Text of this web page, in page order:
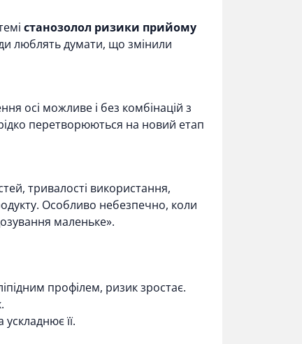
станозолол ризики прийому
люблять думати, що змінили
осі можливе і без комбінацій з
перетворюються на новий етап
тривалості використання,
Особливо небезпечно, коли
маленьке».
профілем, ризик зростає.
її.